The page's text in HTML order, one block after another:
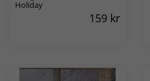
Holiday
159 kr